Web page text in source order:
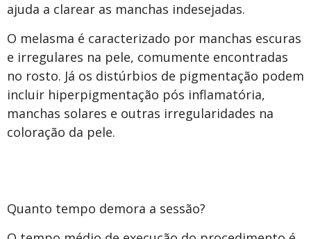
ajuda a clarear as manchas indesejadas.
O melasma é caracterizado por manchas escuras
e irregulares na pele, comumente encontradas
no rosto. Já os distúrbios de pigmentação podem
incluir hiperpigmentação pós inflamatória,
manchas solares e outras irregularidades na
coloração da pele.
Quanto tempo demora a sessão?